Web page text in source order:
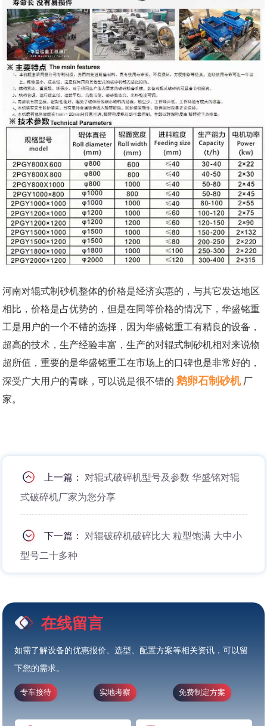
河南对辊式制砂机整体的价格是经济实惠的，与其它发达地区
相比，价格是占优势的，但是在同等价格的情况下，华盛铭重
工是用户的一个不错的选择，因为华盛铭重工有精良的设备，
超高的技术，生产经验丰富，生产的对辊式制砂机相对来说物
超所值，重要的是华盛铭重工在市场上的口碑也是非常好的，
深受广大用户的青睐，可以说是很不错的 鹅卵石制砂机 厂
家。
上一篇：
对辊式破碎机型号及参数 华盛铭对辊
式破碎机厂家为您分享
下一篇： 对辊破碎机破碎比大 粒型饱满 大中小
型号二十多种
在线留言
如需了解设备的优惠报价、选型、配置方案等相关资讯，可以留
下您的需求。
专车接待 实地考察 免费制定方案